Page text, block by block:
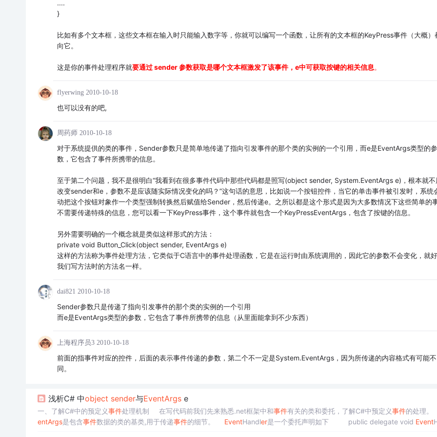
....
}
比如有多个文本框，这些文本框在输入时只能输入数字等，你就可以编写一个函数，让所有的文本框的KeyPress事件（大概）
向它。
这是你的事件处理程序就要通过 sender 参数获取是哪个文本框激发了该事件，e中可获取按键的相关信息。
flyerwing 2010-10-18
也可以没有的吧,
周药师 2010-10-18
对于系统提供的类的事件，Sender参数只是简单地传递了指向引发事件的那个类的实例的一个引用，而e是EventArgs类型的参
数，它包含了事件所携带的信息。
至于第二个问题，我不是很明白“我看到在很多事件代码中那些代码都是照写(object sender, System.EventArgs e)，根本就不
改变sender和e，参数不是应该随实际情况变化的吗？”这句话的意思，比如说一个按钮控件，当它的单击事件被引发时，系统
动把这个按钮对象作一个类型强制转换然后赋值给Sender，然后传递e。之所以都是这个形式是因为大多数情况下这些简单的
不需要传递特殊的信息，您可以看一下KeyPress事件，这个事件就包含一个KeyPressEventArgs，包含了按键的信息。
另外需要明确的一个概念就是类似这样形式的方法：
private void Button_Click(object sender, EventArgs e)
这样的方法称为事件处理方法，它类似于C语言中的事件处理函数，它是在运行时由系统调用的，因此它的参数不会变化，就
我们写方法时的方法名一样。
dai821 2010-10-18
Sender参数只是传递了指向引发事件的那个类的实例的一个引用
而e是EventArgs类型的参数，它包含了事件所携带的信息（从里面能拿到不少东西）
上海程序员3 2010-10-18
前面的指事件对应的控件，后面的表示事件传递的参数，第二个不一定是System.EventArgs，因为所传递的内容格式有可能不
同。
浅析C# 中object sender与EventArgse
一、了解C#中的预定义事件处理机制 在写代码前我们先来熟悉.net框架中和事件有关的类和委托，了解C#中预定义事件的处理
entArgs是包含事件数据的类的基类,用于传递事件的细节。 EventHandler是一个委托声明如下 public delegate void Event